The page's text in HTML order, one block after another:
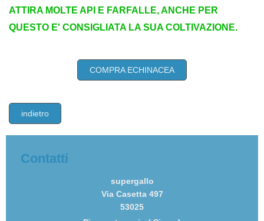
ATTIRA MOLTE API E FARFALLE, ANCHE PER
QUESTO E' CONSIGLIATA LA SUA COLTIVAZIONE.
COMPRA ECHINACEA
indietro
Contatti
supergallo
Via Casetta 497
53025